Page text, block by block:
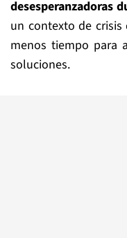
desesperanzadoras
un contexto de crisis
menos tiempo para
soluciones.